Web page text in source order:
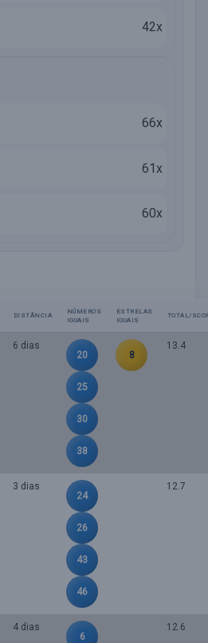
42x
66x
61x
60x
DISTÂNCIA
NÚMEROS
IGUAIS
ESTRELAS
IGUAIS
TOTAL/
6 dias
20
25
30
38
8
13.4
3 dias
24
26
43
46
12.7
4 dias
6
12.6